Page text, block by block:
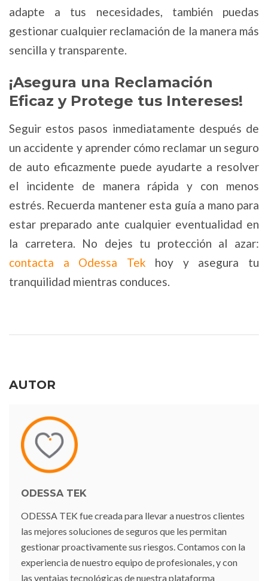
adapte a tus necesidades, también puedas
gestionar cualquier reclamación de la manera más
sencilla y transparente.
¡Asegura una Reclamación
Eficaz y Protege tus Intereses!
Seguir estos pasos inmediatamente después de
un accidente y aprender cómo reclamar un seguro
de auto eficazmente puede ayudarte a resolver
el incidente de manera rápida y con menos
estrés. Recuerda mantener esta guía a mano para
estar preparado ante cualquier eventualidad en
la carretera. No dejes tu protección al azar:
contacta a Odessa Tek hoy y asegura tu
tranquilidad mientras conduces.
AUTOR
ODESSA TEK
ODESSA TEK fue creada para llevar a nuestros clientes
las mejores soluciones de seguros que les permitan
gestionar proactivamente sus riesgos. Contamos con la
experiencia de nuestro equipo de profesionales, y con
las ventajas tecnológicas de nuestra plataforma